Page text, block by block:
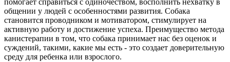
помогает справиться с одиночеством, восполнить нехватку в
общении у людей с особенностями развития. Собака
становится проводником и мотиватором, стимулирует на
активную работу и достижение успеха. Преимущество метода
канистерапии в том, что собака принимает нас без оценок и
суждений, такими, какие мы есть - это создает доверительную
среду для ребенка или взрослого.